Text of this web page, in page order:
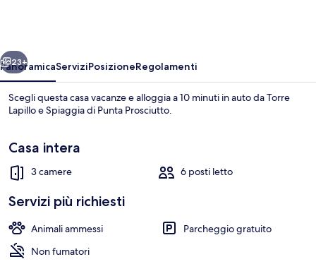
Avanti
23+
PanoramicaServiziPosizioneRegolamenti
Scegli questa casa vacanze e alloggia a 10 minuti in auto da Torre
Lapillo e Spiaggia di Punta Prosciutto.
Casa intera
3 camere 6 posti letto
Servizi più richiesti
Animali ammessi
Parcheggio gratuito
Non fumatori